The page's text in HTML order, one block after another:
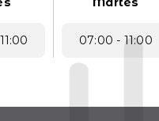
07:00 - 11:00